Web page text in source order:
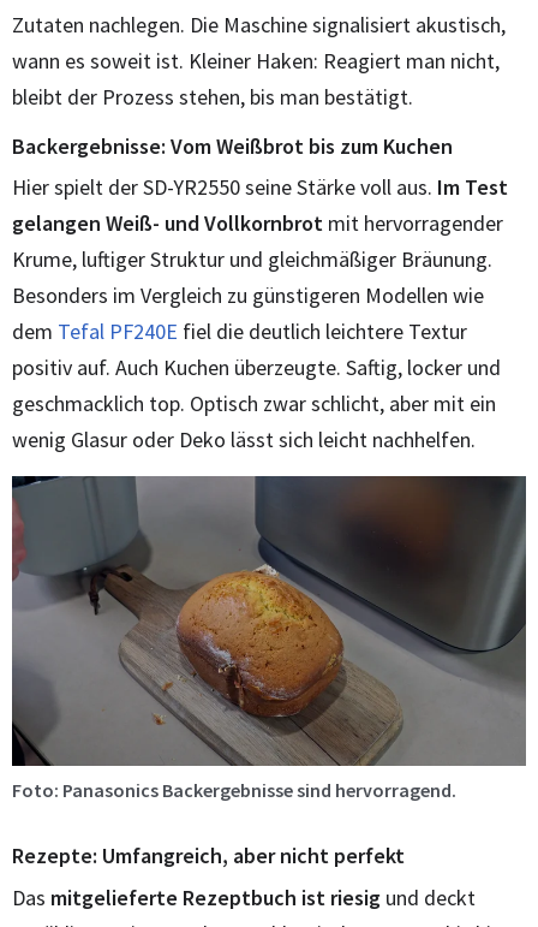
Zutaten nachlegen. Die Maschine signalisiert akustisch,
wann es soweit ist. Kleiner Haken: Reagiert man nicht,
bleibt der Prozess stehen, bis man bestätigt.
Backergebnisse: Vom Weißbrot bis zum Kuchen
Hier spielt der SD-YR2550 seine Stärke voll aus. Im Test
gelangen Weiß- und Vollkornbrot mit hervorragender
Krume, luftiger Struktur und gleichmäßiger Bräunung.
Besonders im Vergleich zu günstigeren Modellen wie
dem Tefal PF240E fiel die deutlich leichtere Textur
positiv auf. Auch Kuchen überzeugte. Saftig, locker und
geschmacklich top. Optisch zwar schlicht, aber mit ein
wenig Glasur oder Deko lässt sich leicht nachhelfen.
Foto: Panasonics Backergebnisse sind hervorragend.
Rezepte: Umfangreich, aber nicht perfekt
Das mitgelieferte Rezeptbuch ist riesig und deckt